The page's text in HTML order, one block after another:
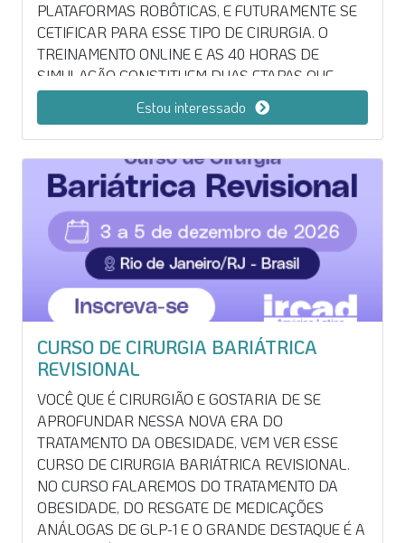
PLATAFORMAS ROBÔTICAS, E FUTURAMENTE SE
CETIFICAR PARA ESSE TIPO DE CIRURGIA. O
TREINAMENTO ONLINE E AS 40 HORAS DE
SIMULAÇÃO CONSTITUEM DUAS ETAPAS QUE
COMPÕEM O PROCESSO DE CERTIFICAÇÃO
ROBÓTICA. CONTUDO, VALE RESSALTAR QUE
SOMENTE ELAS, SEM AS DEMAIS ETAPAS, NÃO
CONFIGURAM A CERTIFICAÇÃO PARA REALIZAR
PROCEDIMENTOS ROBÓTICOS, TAMPOUCO
AUNO DEVE FAZER SEU CADASTRO NA
PLATAFORMA ONLINE DA INTUITIVE,
HTTPS://MY.INTUITIVE.COM/SURGEONS.HTML,
PARA A UÇÃO DA ETAPA TEÓRICA. APÓS A
CONCLUSÃO DESSA PARTE, VOCÊ DEVERÁ NOS
ENVIAR POR E-MAIL O CERTIFICADO DE
CONCLUSÃO. SOMENTE APÓS ENVIO DO
CERTIFICADO, VOCÊ PODERÁ FAZER A
MARCAÇÃO DOS HORÁRIOS DE TREINAMENTO
COM PRÁTICO NOS SIMULADORES DO IRCAD RIO
DE JANEIRO. O TREINAMENTO PRÁTICO PODE
SER REALIZADO DE SEGUNDA À SEXTA, DE 8H ÀS
18H, SÃO PERMITIDAS ATÉ 8H DE TREINAMENTO
POR DIA (MAS NÃO É RECOMENDADO, POIS SE
TORNA EXAUSTIVO E COMPROMETE O
Estou interessado
CURSO DE CIRURGIA BARIÁTRICA
REVISIONAL
VOCÊ QUE É CIRURGIÃO E GOSTARIA DE SE
APROFUNDAR NESSA NOVA ERA DO
TRATAMENTO DA OBESIDADE, VEM VER ESSE
CURSO DE CIRURGIA BARIÁTRICA REVISIONAL.
NO CURSO FALAREMOS DO TRATAMENTO DA
OBESIDADE, DO RESGATE DE MEDICAÇÕES
ANÁLOGAS DE GLP-1 E O GRANDE DESTAQUE É A